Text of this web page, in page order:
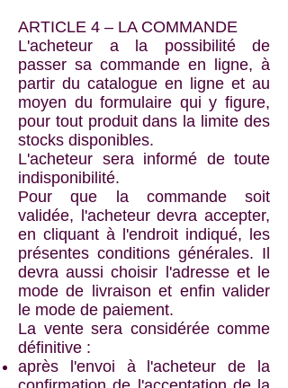
ARTICLE 4 – LA COMMANDE
L'acheteur a la possibilité de
passer sa commande en ligne, à
partir du catalogue en ligne et au
moyen du formulaire qui y figure,
pour tout produit dans la limite des
stocks disponibles.
L'acheteur sera informé de toute
indisponibilité.
Pour que la commande soit
validée, l'acheteur devra accepter,
en cliquant à l'endroit indiqué, les
présentes conditions générales. Il
devra aussi choisir l'adresse et le
mode de livraison et enfin valider
le mode de paiement.
La vente sera considérée comme
définitive :
après l'envoi à l'acheteur de la